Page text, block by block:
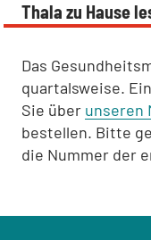
Thala zu Hause
Das
quartalsweise.
Sie über unseren
bestellen. Bitte
die Nummer der